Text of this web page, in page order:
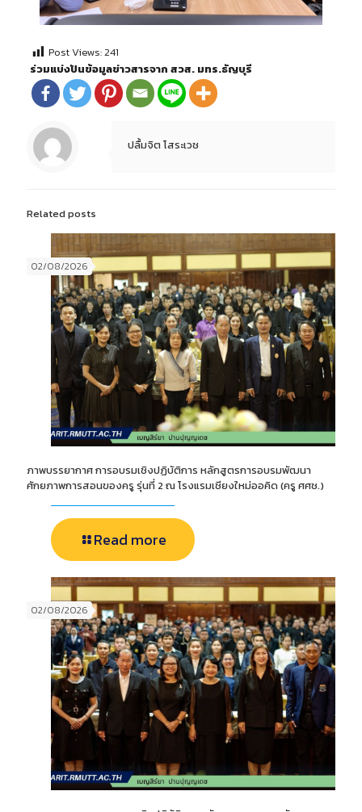
Post Views:241
ร่วมแบ่งปันข้อมูลข่าวสารจาก สวส. มทร.ธัญบุรี
ปลื้มจิต โสระเวช
Related posts
02/08/2026
ภาพบรรยากาศ การอบรมเชิงปฏิบัติการ หลักสูตรการอบรมพัฒนา
ศักยภาพการสอนของครู รุ่นที่ 2 ณ โรงแรมเชียงใหม่ออคิด (ครู ศศช.)
Read more
02/08/2026